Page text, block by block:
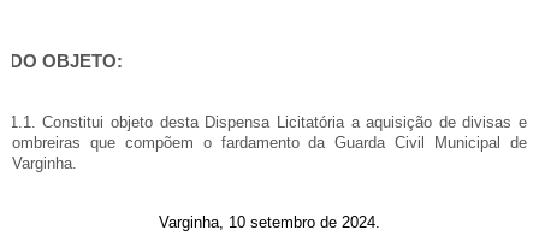
DO OBJETO:
1.1. Constitui objeto desta Dispensa Licitatória a aquisição de divisas e
ombreiras que compõem o fardamento da Guarda Civil Municipal de
Varginha.
Varginha, 10 setembro de 2024.